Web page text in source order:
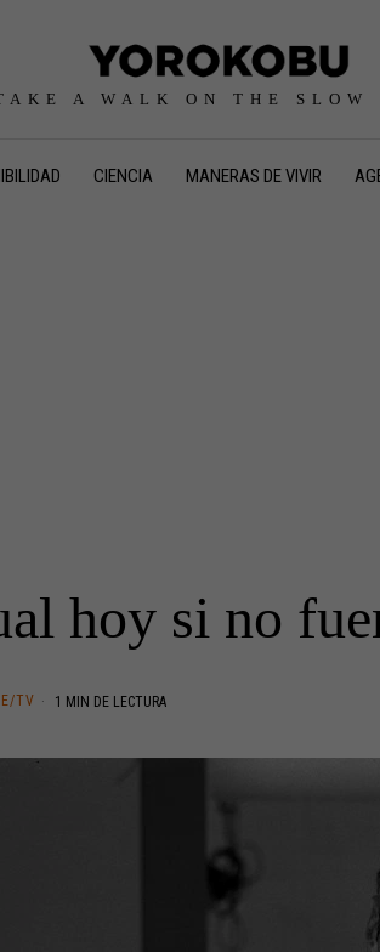
A WALK ON THE SLOW
CIENCIA MANERAS DE VIVIR
hoy si no
TV 1 MIN DE LECTURA